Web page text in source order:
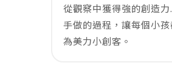
從觀察中獲得強的創造
手做的過程，讓每個小
為美力小創客。